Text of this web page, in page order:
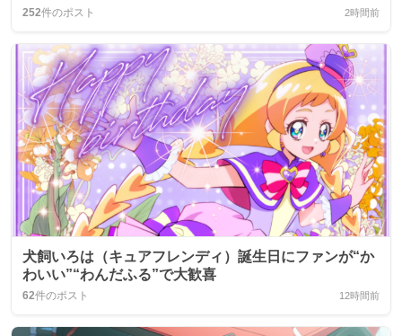
252件のポスト 2時間前
犬飼いろは（キュアフレンディ）誕生日にファンが“か
わいい”“わんだふる”で大歓喜
62件のポスト 12時間前